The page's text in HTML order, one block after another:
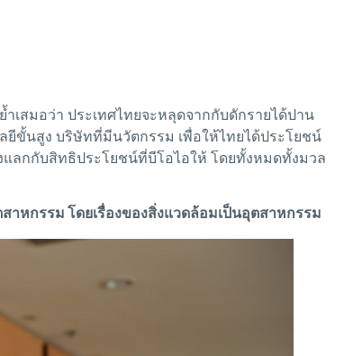
เสมอว่า ประเทศไทยจะหลุดจากกับดักรายได้ปาน
ขั้นสูง บริษัทที่มีนวัตกรรม เพื่อให้ไทยได้ประโยชน์
แลกกับสิทธิประโยชน์ที่บีโอไอให้ โดยทั้งหมดทั้งมวล
หกรรม โดยเรื่องของสิ่งแวดล้อมเป็นอุตสาหกรรม